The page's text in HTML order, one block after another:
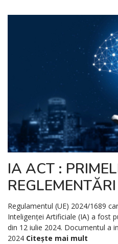
IA ACT :
Regulamentul (UE) 2024/1689
Inteligenței Artificiale (IA) a fost
din 12 iulie 2024. Documentul a
2024 Citește mai mult